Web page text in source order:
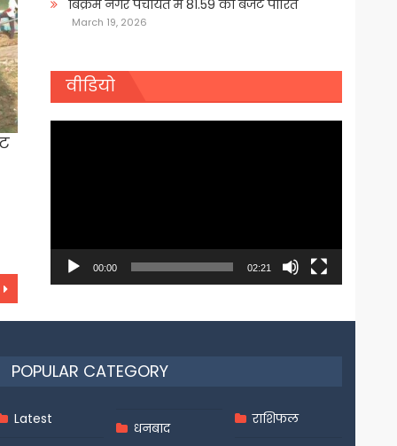
बिक्रम नगर पंचायत में 81.59 का बजट पारित
March 19, 2026
वीडियो
00:00 02:21
POPULAR CATEGORY
Latest
धनबाद
राशिफल